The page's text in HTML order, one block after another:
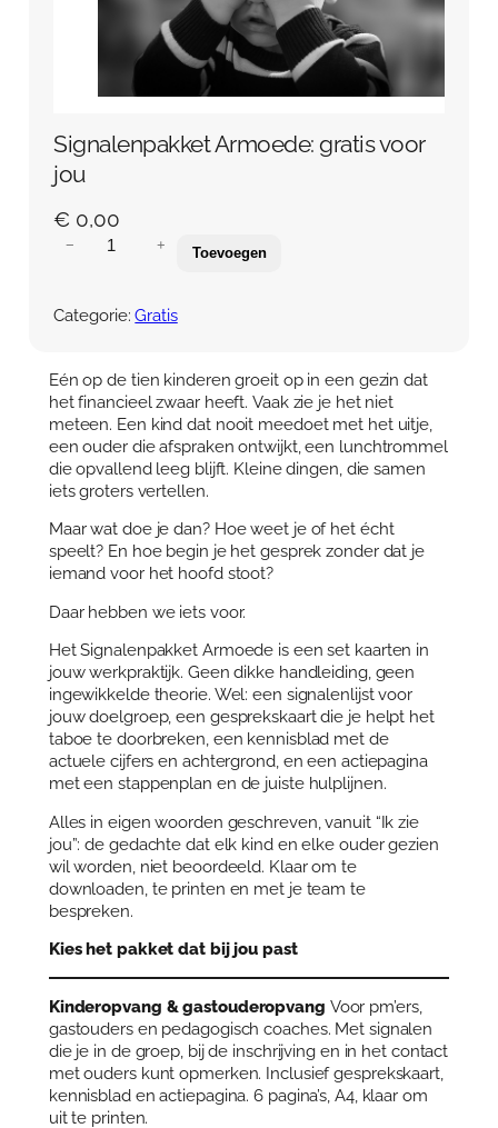
Blog en Downloads
Themaboeken
Aanbod
Winkelwagen
Mijn account
Agenda
Signalenpakket Armoede: gratis voor
jou
€ 0,00
n
e
n
p
a
k
k
t
A
r
o
e
d
e
:
g
r
a
i
s
v
o
o
j
o
u
a
a
n
t
a
− + Toevoegen
Categorie:Gratis
Eén op de tien kinderen groeit op in een gezin dat
het financieel zwaar heeft. Vaak zie je het niet
meteen. Een kind dat nooit meedoet met het uitje,
een ouder die afspraken ontwijkt, een lunchtrommel
die opvallend leeg blijft. Kleine dingen, die samen
iets groters vertellen.
Maar wat doe je dan? Hoe weet je of het écht
speelt? En hoe begin je het gesprek zonder dat je
iemand voor het hoofd stoot?
Daar hebben we iets voor.
Het Signalenpakket Armoede is een set kaarten in
jouw werkpraktijk. Geen dikke handleiding, geen
ingewikkelde theorie. Wel: een signalenlijst voor
jouw doelgroep, een gesprekskaart die je helpt het
taboe te doorbreken, een kennisblad met de
actuele cijfers en achtergrond, en een actiepagina
met een stappenplan en de juiste hulplijnen.
Alles in eigen woorden geschreven, vanuit “Ik zie
jou”: de gedachte dat elk kind en elke ouder gezien
wil worden, niet beoordeeld. Klaar om te
downloaden, te printen en met je team te
bespreken.
Kies het pakket dat bij jou past
Kinderopvang & gastouderopvang Voor pm’ers,
gastouders en pedagogisch coaches. Met signalen
die je in de groep, bij de inschrijving en in het contact
met ouders kunt opmerken. Inclusief gesprekskaart,
kennisblad en actiepagina. 6 pagina’s, A4, klaar om
uit te printen.